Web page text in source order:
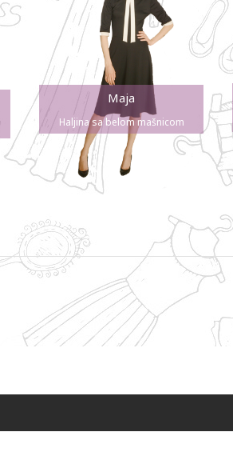
Maja
Haljina sa belom mašnicom